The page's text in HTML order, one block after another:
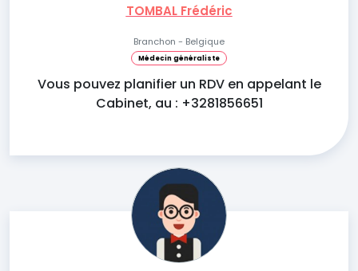
TOMBAL Frédéric
Branchon - Belgique
Médecin généraliste
Vous pouvez planifier un RDV en appelant le
Cabinet, au : +3281856651